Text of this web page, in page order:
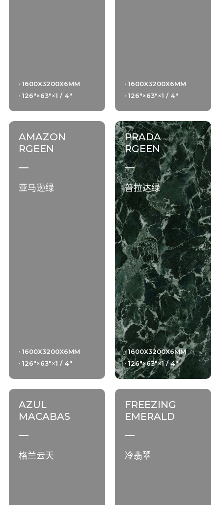
· 1600X3200X6MM
· 126"×63"×1 / 4"
· 1600X3200X6MM
· 126"×63"×1 / 4"
AMAZON
RGEEN
亚马逊绿
· 1600X3200X6MM
· 126"×63"×1 / 4"
PRADA
RGEEN
普拉达绿
· 1600X3200X6MM
· 126"×63"×1 / 4"
AZUL
MACABAS
格兰云天
FREEZING
EMERALD
冷翡翠